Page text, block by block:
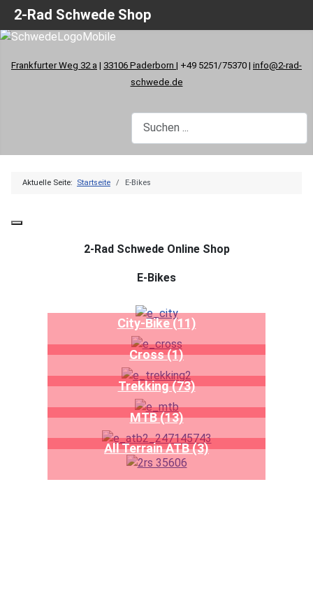
Frankfurter Weg 32 a | 33106 Paderborn | +49 5251/75370 | info@2-rad-
schwede.de
Aktuelle Seite: Startseite E-Bikes
2-Rad Schwede Online Shop
E-Bikes
City-Bike (11)
Cross (1)
Trekking (73)
MTB (13)
All Terrain ATB (3)
2-Rad Schwede Shop